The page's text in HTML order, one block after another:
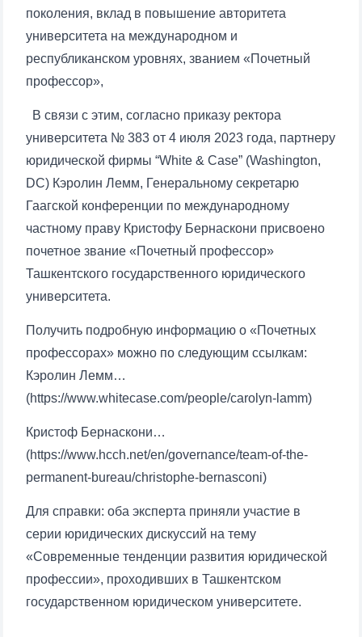
Ваше имя и фамилия
Ваш номер телефона
отправить
поколения, вклад в повышение авторитета
университета на международном и
республиканском уровнях, званием «Почетный
профессор»,
В связи с этим, согласно приказу ректора
университета № 383 от 4 июля 2023 года, партнеру
юридической фирмы “White & Case” (Washington,
DC) Кэролин Лемм, Генеральному секретарю
Гаагской конференции по международному
частному праву Кристофу Бернаскони присвоено
почетное звание «Почетный профессор»
Ташкентского государственного юридического
университета.
Получить подробную информацию о «Почетных
профессорах» можно по следующим ссылкам:
Кэролин Лемм…
(https://www.whitecase.com/people/carolyn-lamm)
Кристоф Бернаскони…
(https://www.hcch.net/en/governance/team-of-the-
permanent-bureau/christophe-bernasconi)
Для справки: оба эксперта приняли участие в
серии юридических дискуссий на тему
«Современные тенденции развития юридической
профессии», проходивших в Ташкентском
государственном юридическом университете.